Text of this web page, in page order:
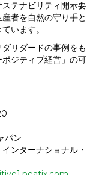
テナビリティ開示要
者を自然の守り手と
います。
リダードの事例をも
ジティブ経営」の可
パン
ンターナショナル・